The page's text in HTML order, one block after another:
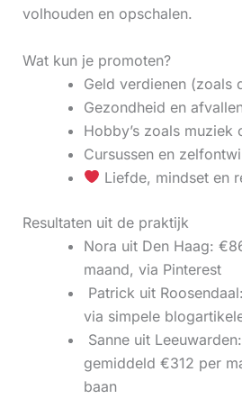
volhouden en opschalen.
Wat kun je promoten?
Geld verdienen (zoals
Gezondheid en
Hobby’s zoals muziek
Cursussen en
Liefde, mindset en
Resultaten uit de praktijk
Nora uit Den Haag:
maand, via Pinterest
Patrick uit
via simpele
Sanne uit
gemiddeld €312 per
baan